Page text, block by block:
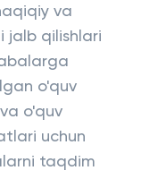
va
jalb qilishlari
o'quv
o'quv
uchun
taqdim